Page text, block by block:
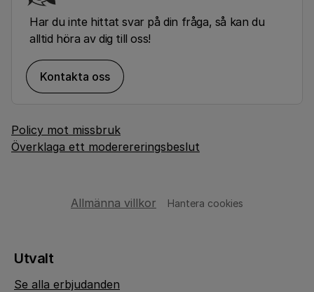
Har du inte hittat svar på din fråga, så kan du
alltid höra av dig till oss!
Kontakta oss
Policy mot missbruk
Överklaga ett moderereringsbeslut
Allmänna villkor Hantera cookies
Utvalt
Se alla erbjudanden